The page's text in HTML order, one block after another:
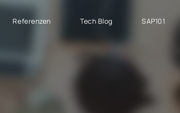
Referenzen Tech Blog SAP101